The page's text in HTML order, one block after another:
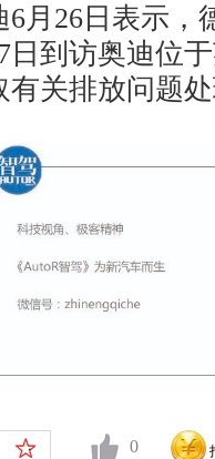
6月26日表示，
日到访奥迪位
有关排放问题
0